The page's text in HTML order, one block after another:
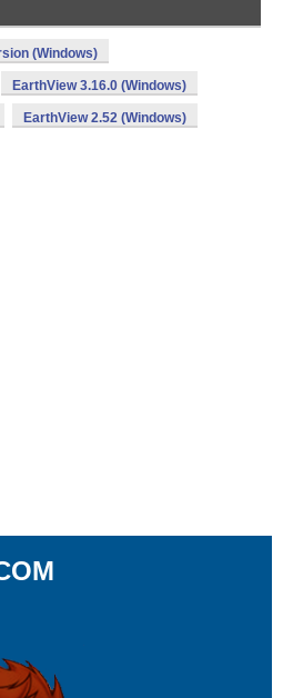
(Windows)
EarthView 3.16.0 (Windows)
EarthView 2.52 (Windows)